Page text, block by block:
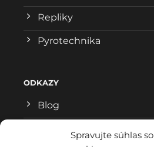
Spravujte súhlas
Repliky
Pyrotechnika
ODKAZY
Blog